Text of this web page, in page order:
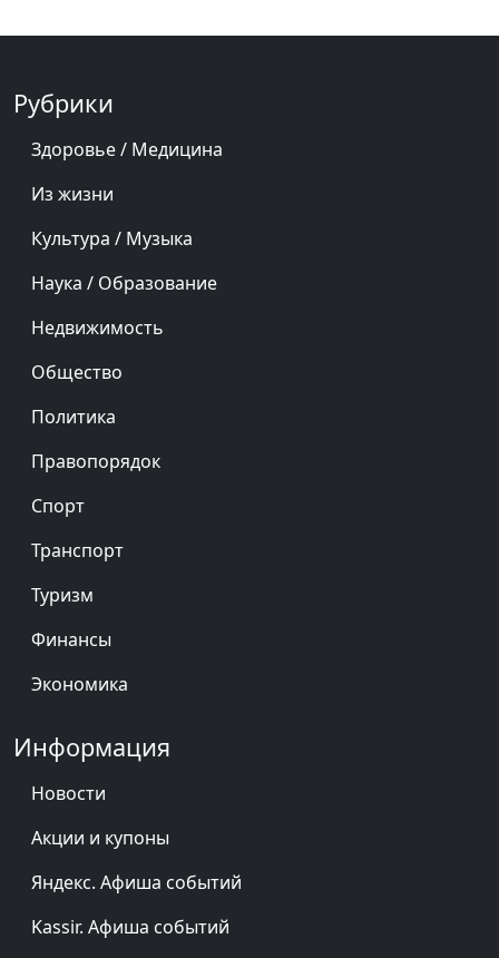
Рубрики
Здоровье / Медицина
Из жизни
Культура / Музыка
Наука / Образование
Недвижимость
Общество
Политика
Правопорядок
Спорт
Транспорт
Туризм
Финансы
Экономика
Информация
Новости
Акции и купоны
Яндекс. Афиша событий
Kassir. Афиша событий